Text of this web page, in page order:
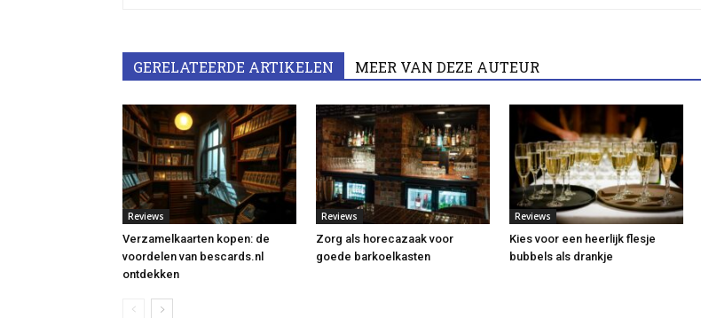
GERELATEERDE ARTIKELEN MEER VAN DEZE AUTEUR
Reviews
Verzamelkaarten kopen: de
voordelen van bescards.nl
ontdekken
Reviews
Zorg als horecazaak voor
goede barkoelkasten
Reviews
Kies voor een heerlijk flesje
bubbels als drankje